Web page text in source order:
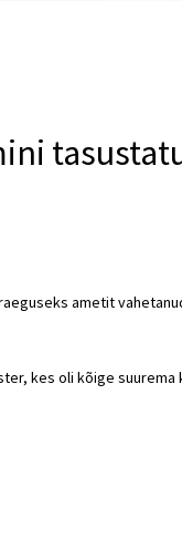
ametit
kes oli kõige suurema